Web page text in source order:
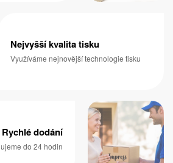
Nejvyšší kvalita tisku
Využíváme nejnovější technologie tisku
Rychlé dodání
do 24 hodin